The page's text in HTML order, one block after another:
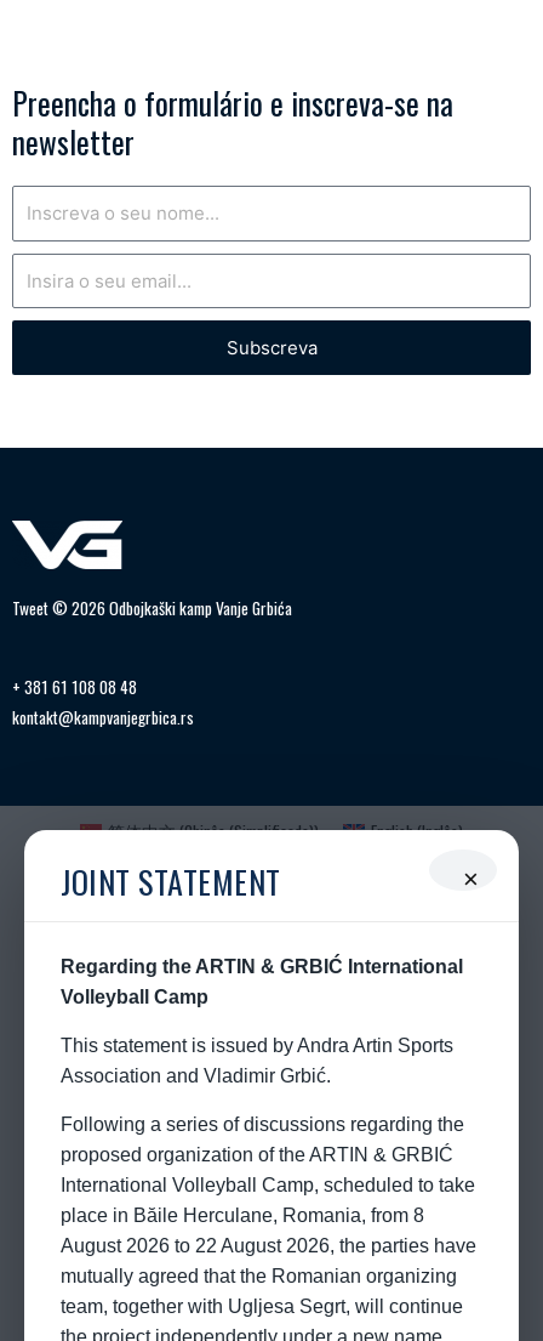
Preencha o formulário e inscreva-se na
newsletter
Subscreva
Tweet © 2026 Odbojkaški kamp Vanje Grbića
+ 381 61 108 08 48
kontakt@kampvanjegrbica.rs
×
JOINT STATEMENT
Regarding the ARTIN & GRBIĆ International
Volleyball Camp
This statement is issued by Andra Artin Sports
Association and Vladimir Grbić.
Following a series of discussions regarding the
proposed organization of the ARTIN & GRBIĆ
International Volleyball Camp, scheduled to take
place in Băile Herculane, Romania, from 8
August 2026 to 22 August 2026, the parties have
mutually agreed that the Romanian organizing
team, together with Ugljesa Segrt, will continue
the project independently under a new name.
简体中文(Chinês (Simplificado)) English(Inglês)
Magyar( Húngaro) Italiano Japonês)
Русский( Russo српски (Sérvio) Español Espanhol